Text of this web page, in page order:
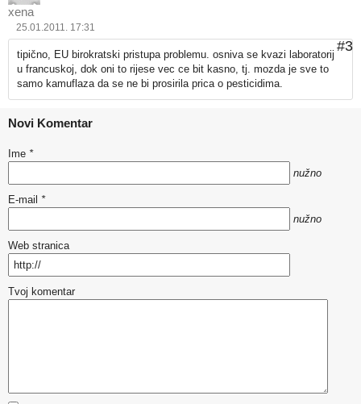
xena
25.01.2011. 17:31
#3
tipično, EU birokratski pristupa problemu. osniva se kvazi laboratorij
u francuskoj, dok oni to rijese vec ce bit kasno, tj. mozda je sve to
samo kamuflaza da se ne bi prosirila prica o pesticidima.
Novi Komentar
Ime *
nužno
E-mail *
nužno
Web stranica
Tvoj komentar